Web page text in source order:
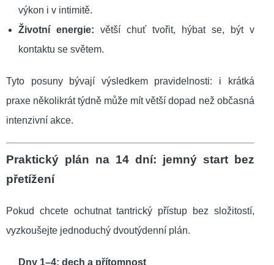
výkon i v intimitě.
Životní energie: větší chuť tvořit, hýbat se, být v
kontaktu se světem.
Tyto posuny bývají výsledkem pravidelnosti: i krátká
praxe několikrát týdně může mít větší dopad než občasná
intenzivní akce.
Praktický plán na 14 dní: jemný start bez
přetížení
Pokud chcete ochutnat tantrický přístup bez složitostí,
vyzkoušejte jednoduchý dvoutýdenní plán.
Dny 1–4: dech a přítomnost